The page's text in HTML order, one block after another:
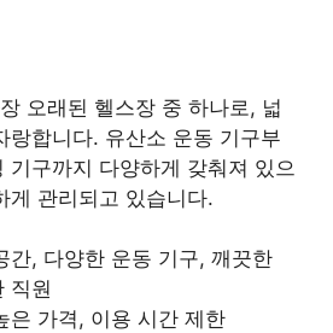
오래된 헬스장 중 하나로, 넓
랑합니다. 유산소 운동 기구부
기구까지 다양하게 갖춰져 있으
게 관리되고 있습니다.
간, 다양한 운동 기구, 깨끗한
직원
은 가격, 이용 시간 제한